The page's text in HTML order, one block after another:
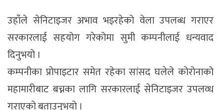
उहाँले सेनिटाइजर अभाव भइरहेको वेला उपलब्ध गराएर
सरकारलाई सहयोग गरेकोमा सुमी कम्पनीलाई धन्यवाद
दिनुभयो ।
कम्पनीका प्रोपाइटार समेत रहेका सांसद घलेले कोरोनाको
महामारीबाट बच्नका लागि सरकारलाई सेनिटाइजर उपलव्ध
गराएको बताउनुभयो ।